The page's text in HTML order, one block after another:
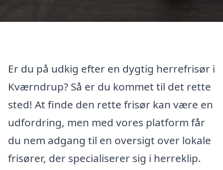
Er du på udkig efter en dygtig herrefrisør i
Kværndrup? Så er du kommet til det rette
sted! At finde den rette frisør kan være en
udfordring, men med vores platform får
du nem adgang til en oversigt over lokale
frisører, der specialiserer sig i herreklip.